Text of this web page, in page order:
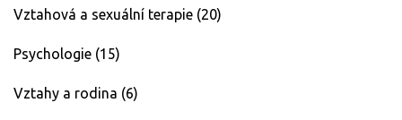
Vztahová a sexuální terapie (20)
Psychologie (15)
Vztahy a rodina (6)